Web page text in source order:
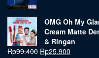
OMG Oh My
Cream Matte
& Ringan
Rp99.400 Rp25.900